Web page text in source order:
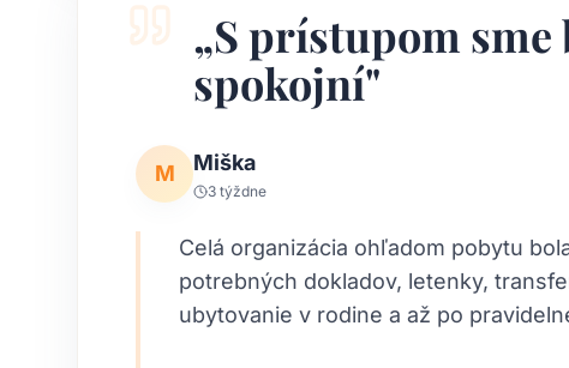
„S prístupom
spokojní"
M Miška
3 týždne
Celá organizácia ohľadom pobytu
potrebných dokladov, letenky,
ubytovanie v rodine a až po